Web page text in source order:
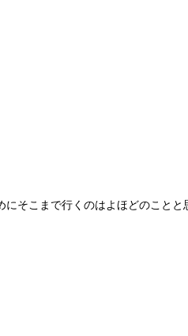
にそこまで行くのはよほどのことと